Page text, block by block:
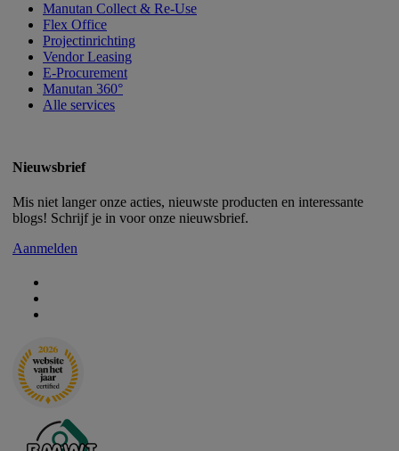
Manutan Collect & Re-Use
Flex Office
Projectinrichting
Vendor Leasing
E-Procurement
Manutan 360°
Alle services
Nieuwsbrief
Mis niet langer onze acties, nieuwste producten en interessante
blogs! Schrijf je in voor onze nieuwsbrief.
Aanmelden